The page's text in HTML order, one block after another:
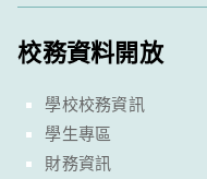
校務資料開放
學校校務資訊
學生專區
財務資訊